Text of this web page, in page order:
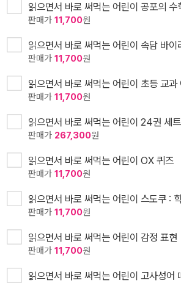
읽으면서 바로 써먹는 어린이 공포의 수
판매가 11,700원
읽으면서 바로 써먹는 어린이 속담 바이
판매가 11,700원
읽으면서 바로 써먹는 어린이 초등 교과
판매가 11,700원
읽으면서 바로 써먹는 어린이 24권 세
판매가 267,300원
읽으면서 바로 써먹는 어린이 OX 퀴즈
판매가 11,700원
읽으면서 바로 써먹는 어린이 스도쿠 :
판매가 11,700원
읽으면서 바로 써먹는 어린이 감정 표현
판매가 11,700원
읽으면서 바로 써먹는 어린이 고사성어